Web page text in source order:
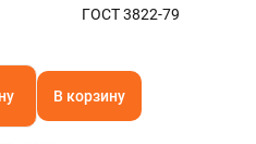
ГОСТ 3822-79
В корзину